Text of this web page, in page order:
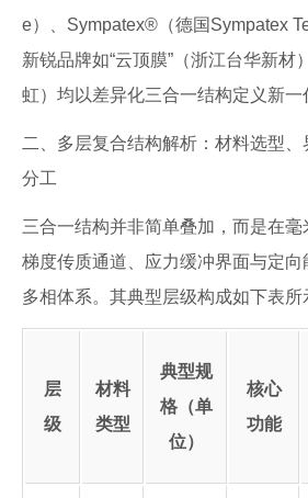
e）、Sympatex®（德国Sympatex
新锐品牌如“云顶膜”（浙江台华新材
虹）均以差异化三合一结构定义新一
二、多层复合结构解析：材料选型
分工
三合一结构并非简单叠加，而是在
梯度传质通道、应力缓冲界面与定
多相体系。其典型层级构成如下表所
层
级
材料
类型
典型规
格（单
位）
核心
功能